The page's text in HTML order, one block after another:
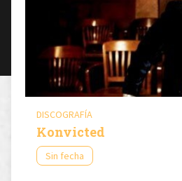
DISCOGRAFÍA
Konvicted
Sin fecha